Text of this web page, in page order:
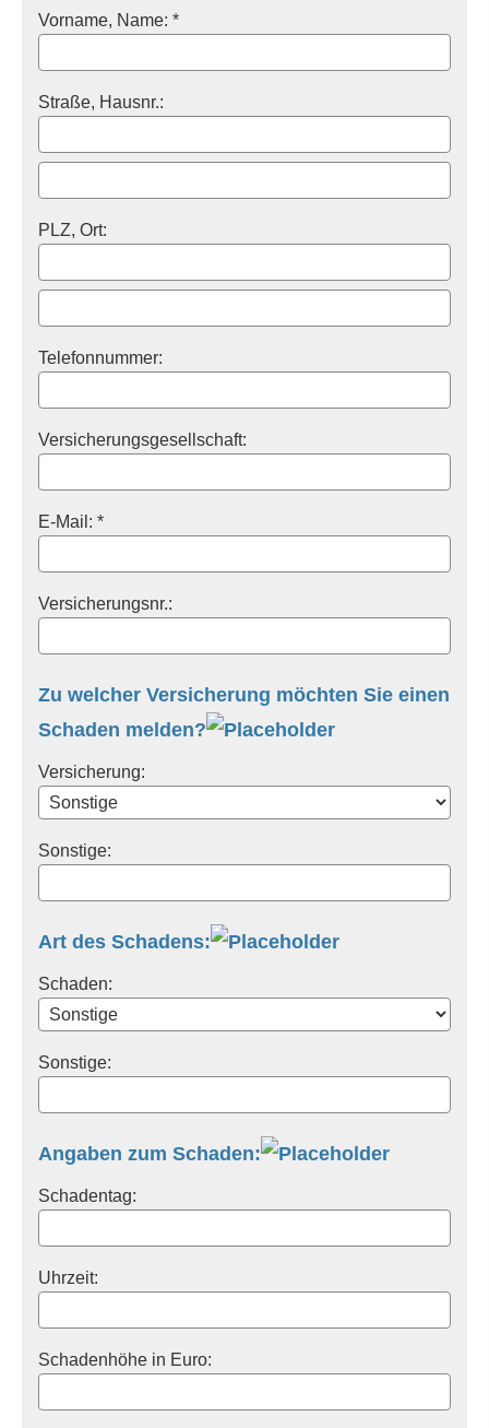
Vorname, Name: *
Straße, Hausnr.:
PLZ, Ort:
Telefonnummer:
Versicherungsgesellschaft:
E-Mail: *
Versicherungsnr.:
Zu welcher Versicherung möchten Sie einen
Schaden melden?
Versicherung:
Sonstige:
Art des Schadens:
Schaden:
Sonstige:
Angaben zum Schaden:
Schadentag:
Uhrzeit:
Schadenhöhe in Euro: